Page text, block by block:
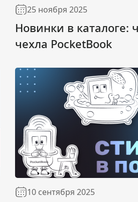
25 ноября 2025
Новинки в каталоге:
чехла PocketBook
10 сентября 2025